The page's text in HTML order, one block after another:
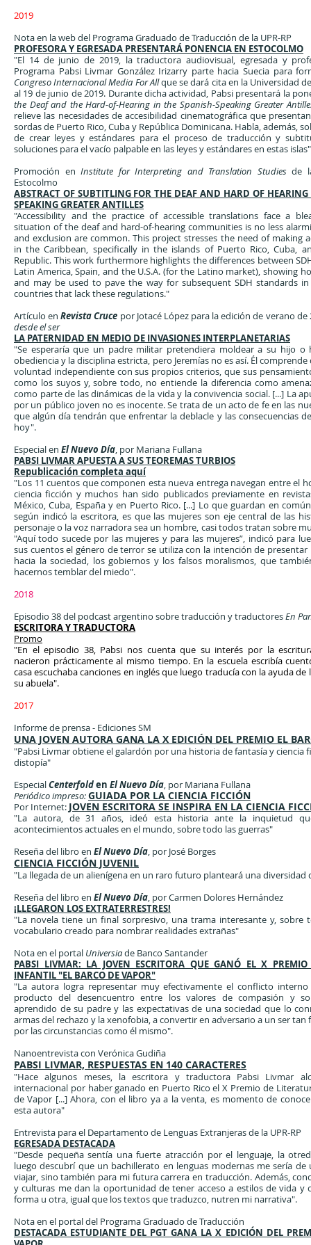
2019
Nota en la web del Programa Graduado de Traducción de la UPR-RP
PROFESORA Y EGRESADA PRESENTARÁ PONENCIA EN ESTOCOLMO
"El 14 de junio de 2019, la traductora audiovisual, egresada y
Programa Pabsi Livmar González Irizarry parte hacia Suecia para
Congreso Internacional Media For Allque se dará cita en la Universidad
al 19 de junio de 2019. Durante dicha actividad, Pabsi presentará la
the Deaf and the Hard-of-Hearing in the Spanish-Speaking Greater
relieve las necesidades de accesibilidad cinematográfica que
sordas de Puerto Rico, Cuba y República Dominicana. Habla, además,
de crear leyes y estándares para el proceso de traducción y
soluciones para el vacío palpable en las leyes y estándares en estas
Promoción enInstitute for Interpreting and Translation Studiesde
Estocolmo
ABSTRACT OF SUBTITLING FOR THE DEAF AND HARD OF
SPEAKING GREATER ANTILLES
"Accessibility and the practice of accessible translations face a
situation of the deaf and hard-of-hearing communities is no less
and exclusion are common. This project stresses the need of making
in the Caribbean, specifically in the islands of Puerto Rico, Cuba,
Republic. This work furthermore highlights the differences between
Latin America, Spain, and the U.S.A. (for the Latino market), showing
and may be used to pave the way for subsequent SDH standards in
countries that lack these regulations."
Artículo enRevista Cruce por Jotacé López para la edición de verano de
desde el ser
LA PATERNIDAD EN MEDIO DE INVASIONES INTERPLANETARIAS
"Se esperaría que un padre militar pretendiera moldear a su hijo
obediencia y la disciplina estricta, pero Jeremías no es así. Él
voluntad independiente con sus propios criterios, que sus
como los suyos y, sobre todo, no entiende la diferencia como
como parte de las dinámicas de la vida y la convivencia social. [...] La
por un público joven no es inocente. Se trata de un acto de fe en las
que algún día tendrán que enfrentar la deblacle y las consecuencias
hoy".
Especial en El Nuevo Día, por Mariana Fullana
PABSI LIVMAR APUESTA A SUS TEOREMAS TURBIOS
Republicación completa aquí
"Los 11 cuentos que componen esta nueva entrega navegan entre el
ciencia ficción y muchos han sido publicados previamente en
México, Cuba, España y en Puerto Rico. [...] Lo que guardan en
según indicó la escritora, es que las mujeres son eje central de las
personaje o la voz narradora sea un hombre, casi todos tratan sobre
"Aquí todo sucede por las mujeres y para las mujeres”, indicó para
sus cuentos el género de terror se utiliza con la intención de
hacia la sociedad, los gobiernos y los falsos moralismos, que
hacernos temblar del miedo".
2018
Episodio 38 del podcast argentino sobre traducción y traductoresEn
ESCRITORA Y TRADUCTORA
Promo
"En el episodio 38, Pabsi nos cuenta que su interés por la
nacieron prácticamente al mismo tiempo. En la escuela escribía
casa escuchaba canciones en inglésque luego traducía con la ayuda de
su abuela".
2017
Informe de prensa - Ediciones SM
UNA JOVEN AUTORA GANA LA X EDICIÓN DEL PREMIO EL
"Pabsi Livmar obtiene el galardón por una historia de fantasía y ciencia
distopía"
EspecialCenterfolden El Nuevo Día, por Mariana Fullana
Periódico impreso:GUIADA POR LA CIENCIA FICCIÓN
Por Internet: JOVEN ESCRITORA SE INSPIRA EN LA CIENCIA
"La autora, de 31 años, ideó esta historia ante la inquietud
acontecimientos actuales en el mundo, sobre todo las guerras"
Reseña del libro en El Nuevo Día, por José Borges
CIENCIA FICCIÓN JUVENIL
"La llegada de un alienígena en un raro futuro planteará una diversidad
Reseña del libro en El Nuevo Día, por Carmen Dolores Hernández
¡LLEGARON LOS EXTRATERRESTRES!
"La novela tiene un final sorpresivo, una trama interesante y, sobre
vocabulario creado para nombrar realidades extrañas"
Nota en el portal Universiade Banco Santander
PABSI LIVMAR: LA JOVEN ESCRITORA QUE GANÓ EL X PREMIO
INFANTIL "EL BARCO DE VAPOR"
"La autora logra representar muy efectivamente el conflicto
producto del desencuentro entre los valores de compasión y
aprendido de su padre y las expectativas de una sociedad que lo
armas del rechazo y la xenofobia, a convertir en adversario a un ser tan
por las circunstancias como él mismo".
Nanoentrevista con Verónica Gudiña
PABSI LIVMAR, RESPUESTAS EN 140 CARACTERES
"Hace algunos meses, la escritora y traductora Pabsi Livmar
internacional por haber ganado en Puerto Rico el X Premio de
de Vapor [...] Ahora, con el libro ya a la venta, es momento de
esta autora"
Entrevista para el Departamento de Lenguas Extranjeras de la UPR-RP
EGRESADA DESTACADA
"Desde pequeña sentía una fuerte atracción por el lenguaje, la
luego descubrí que un bachillerato en lenguas modernas me sería
viajar, sino también para mi futura carrera en traducción. Además,
y culturas me dan la oportunidad de tener acceso a estilos de vida y
forma u otra, igual que los textos que traduzco, nutren mi narrativa".
Nota en el portal del Programa Graduado de Traducción
DESTACADA ESTUDIANTE DEL PGT GANA LA X EDICIÓN DEL